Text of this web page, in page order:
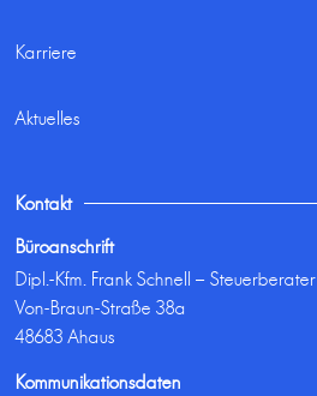
Karriere
Aktuelles
Kontakt
Büroanschrift
Dipl.-Kfm. Frank Schnell – Steuerberater
Von-Braun-Straße 38a
48683 Ahaus
Kommunikationsdaten